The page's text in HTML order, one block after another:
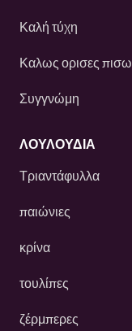
Καλή τύχη
Καλως ορισες πισω
Συγγνώμη
ΛΟΥΛΟΎΔΙΑ
Τριαντάφυλλα
παιώνιες
κρίνα
τουλίπες
ζέρμπερες